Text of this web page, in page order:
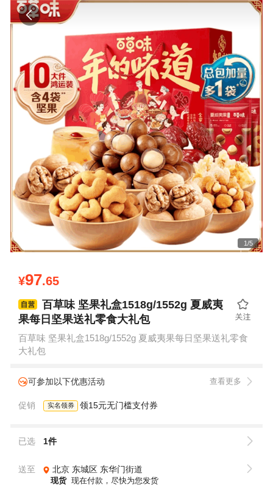
1/5
¥97.65
百草味 坚果礼盒1518g/1552g 夏威夷
果每日坚果送礼零食大礼包
百草味 坚果礼盒1518g/1552g 夏威夷果每日坚果送礼零食
大礼包
可参加以下优惠活动 查看更多
促销 实名领券 领15元无门槛支付券
已选 1件
送至 北京 东城区 东华门街道
现货 现在付款，尽快为您发货